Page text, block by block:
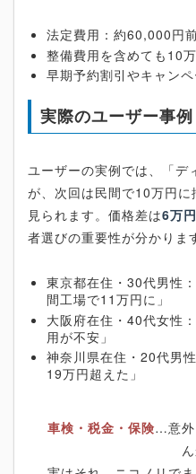
法定費用：約60,000円
整備費用を含めても10
早期予約割引やキャン
実際のユーザー事
ユーザーの実例では、「デ
が、次回は民間で10万円に
見られます。価格差は6万
者選びの重要性が分かりま
東京都在住・30代男性
間工場で11万円に」
大阪府在住・40代女性
用が不安」
神奈川県在住・20代男
19万円超えた」
車検・税金・保険…意外